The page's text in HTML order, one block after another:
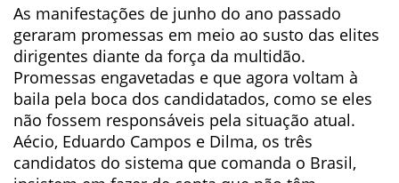
As manifestações de junho do ano passado
geraram promessas em meio ao susto das elites
dirigentes diante da força da multidão.
Promessas engavetadas e que agora voltam à
baila pela boca dos candidatados, como se eles
não fossem responsáveis pela situação atual.
Aécio, Eduardo Campos e Dilma, os três
candidatos do sistema que comanda o Brasil,